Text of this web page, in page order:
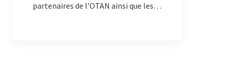
partenaires de l’OTAN ainsi que les